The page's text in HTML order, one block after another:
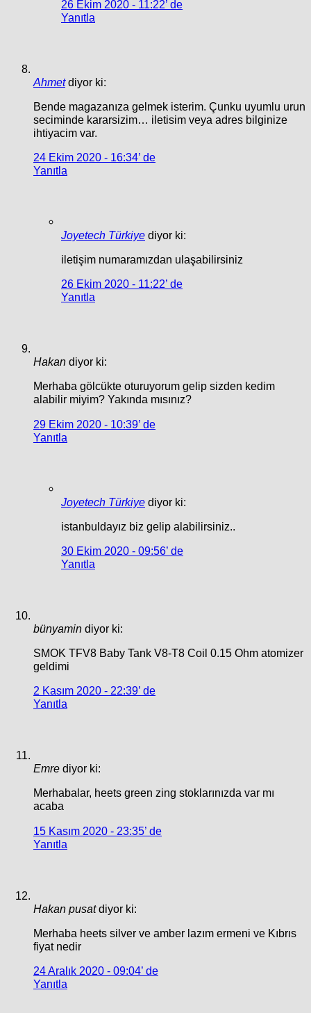
26 Ekim 2020 - 11:22’ de
Yanıtla
Ahmet diyor ki:
Bende magazanıza gelmek isterim. Çunku uyumlu urun
seciminde kararsizim… iletisim veya adres bilginize
ihtiyacim var.
24 Ekim 2020 - 16:34’ de
Yanıtla
Joyetech Türkiye diyor ki:
iletişim numaramızdan ulaşabilirsiniz
26 Ekim 2020 - 11:22’ de
Yanıtla
Hakan diyor ki:
Merhaba gölcükte oturuyorum gelip sizden kedim
alabilir miyim? Yakında mısınız?
29 Ekim 2020 - 10:39’ de
Yanıtla
Joyetech Türkiye diyor ki:
istanbuldayız biz gelip alabilirsiniz..
30 Ekim 2020 - 09:56’ de
Yanıtla
bünyamin diyor ki:
SMOK TFV8 Baby Tank V8-T8 Coil 0.15 Ohm atomizer
geldimi
2 Kasım 2020 - 22:39’ de
Yanıtla
Emre diyor ki:
Merhabalar, heets green zing stoklarınızda var mı
acaba
15 Kasım 2020 - 23:35’ de
Yanıtla
Hakan pusat diyor ki:
Merhaba heets silver ve amber lazım ermeni ve Kıbrıs
fiyat nedir
24 Aralık 2020 - 09:04’ de
Yanıtla